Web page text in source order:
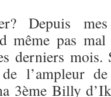
Depuis
même pas
derniers
l’ampleur
3ème Billy